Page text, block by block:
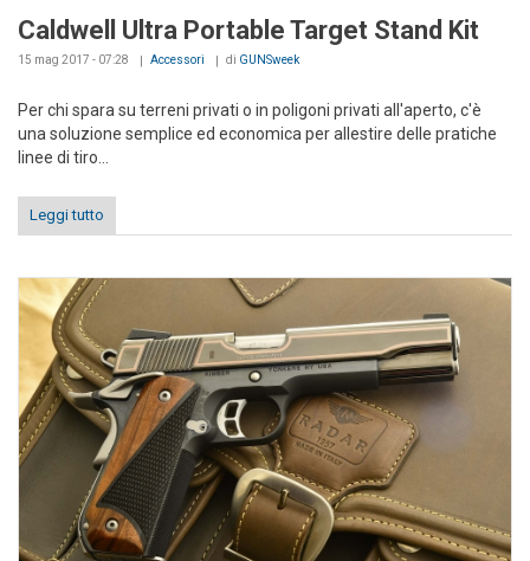
Caldwell Ultra Portable Target Stand Kit
15 mag 2017 - 07:28 Accessori di GUNSweek
Per chi spara su terreni privati o in poligoni privati all'aperto, c'è
una soluzione semplice ed economica per allestire delle pratiche
linee di tiro...
Leggi tutto